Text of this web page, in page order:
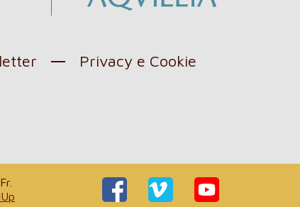
Privacy e Cookie